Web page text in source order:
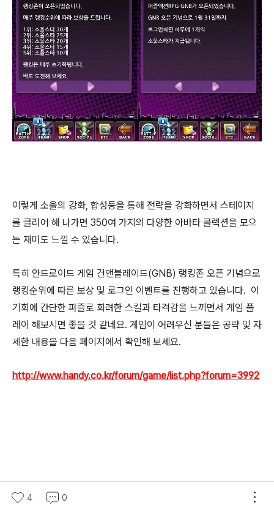
이렇게 소울의 강화, 합성등을 통해 전략을 강화하면서 스테이지
를 클리어 해 나가면 350여 가지의 다양한 아바타 콜렉션을 모으
는 재미도 느낄 수 있습니다.
특히 안드로이드 게임 건앤블레이드(GNB) 랭킹존 오픈 기념으로
랭킹순위에 따른 보상 및 로그인 이벤트를 진행하고 있습니다. 이
기회에 간단한 퍼즐로 화려한 스킬과 타격감을 느끼면서 게임 플
레이 해보시면 좋을 것 같네요. 게임이 어려우신 분들은 공략 및 자
세한 내용을 다음 페이지에서 확인해 보세요.
http://www.handy.co.kr/forum/game/list.php?forum=3992
4 0